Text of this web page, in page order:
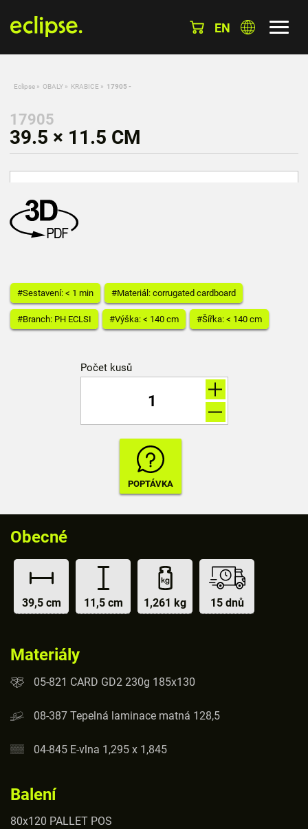
EN
Eclipse » OBALY » KRABICE » 17905 -
17905
39.5 × 11.5 CM
#Sestavení: < 1 min #Materiál: corrugated cardboard
#Branch: PH ECLSI #Výška: < 140 cm #Šířka: < 140 cm
Počet kusů
Obecné
39,5 cm 11,5 cm 1,261 kg 15 dnů
Materiály
05-821 CARD GD2 230g 185x130
08-387 Tepelná laminace matná 128,5
04-845 E-vlna 1,295 x 1,845
Balení
80x120 PALLET POS